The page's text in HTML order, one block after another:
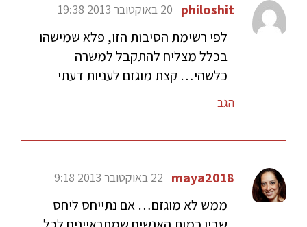
philoshit 20 באוקטובר 2013 19:38
לפי רשימת הסיבות הזו, פלא שמישהו
בכלל מצליח להתקבל למשרה
כלשהי… קצת מוגזם לעניות דעתי
הגב
maya2018 22 באוקטובר 2013 9:18
ממש לא מוגזם… אם נתייחס ליחס